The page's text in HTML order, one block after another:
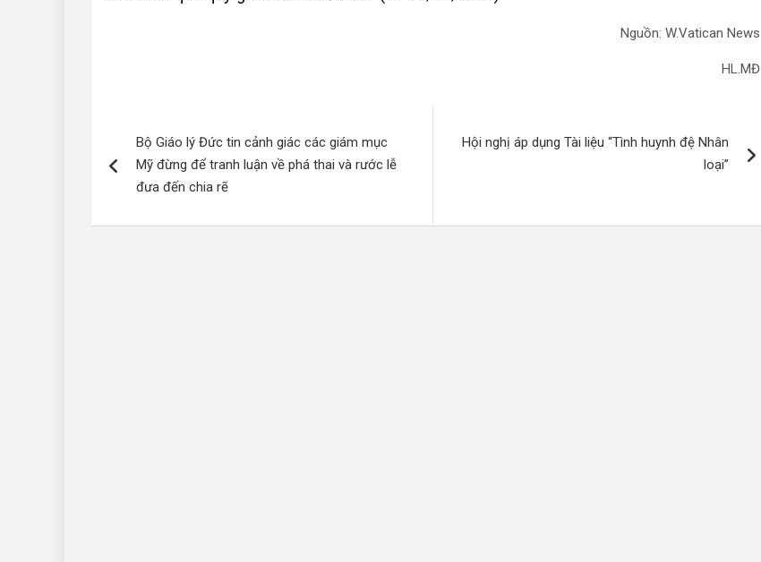
Nguồn: W.Vatican News
HL.MĐ
hướng
viết
Bộ Giáo lý Đức tin cảnh giác các giám mục
Mỹ đừng để tranh luận về phá thai và rước lễ
đưa đến chia rẽ
Hội nghị áp dụng Tài liệu “Tình huynh đệ Nhân
loại”